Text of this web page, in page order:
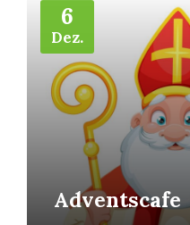
6
Dez.
Adventscafe